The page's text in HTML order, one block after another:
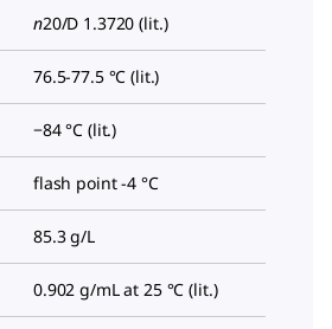
n20/D 1.3720 (lit.)
76.5-77.5 °C (lit.)
−84 °C (lit.)
flash point -4 °C
85.3 g/L
0.902 g/mL at 25 °C (lit.)